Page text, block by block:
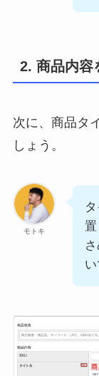
2. 商品内容
次に、商品タ
しょう。
モトキ
い